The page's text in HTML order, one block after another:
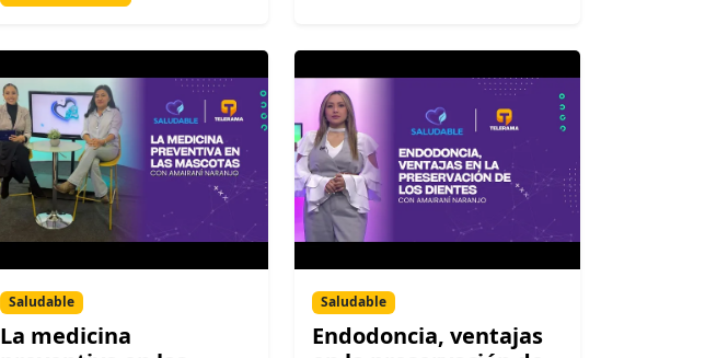
Saludable
La medicina
Saludable
Endodoncia, ventajas